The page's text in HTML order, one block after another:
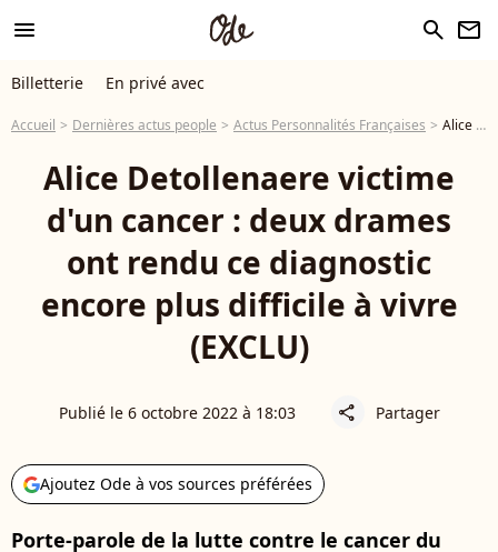
menu search newsletter
Billetterie En privé avec
Accueil Dernières actus people Actus Personnalités Françaises Alice Detollenaere victime d'un cancer : deux drames ont rendu ce diagnostic encore plus difficile à vivre (EXCLU)
Alice Detollenaere victime
d'un cancer : deux drames
ont rendu ce diagnostic
encore plus difficile à vivre
(EXCLU)
Publié le 6 octobre 2022 à 18:03 share Partager
Ajoutez Ode à vos sources préférées
Porte-parole de la lutte contre le cancer du